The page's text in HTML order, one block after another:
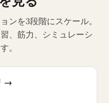
ンを3段階にスケール。
、筋力、シミュレーシ
。
→